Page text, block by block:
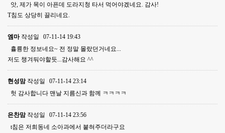
앗, 제가 목이 아픈데 도라지청 타서 먹어야겠네요. 감사!
T침도 상당히 끌리네요.
엠마 작성일
07-11-14 19:43
휼륭한 정보네요~ 전 정말 몰랐던거네요...
저도 챙겨둬야할듯...감사해요 ^^
현성맘 작성일
07-11-14 23:14
헛 감사합니다 맨날 지름신과 함께 ㅋㅋㅋㅋ
은찬맘 작성일
07-11-14 23:56
t침은 저희동네 소아과에서 붙혀주더라구요